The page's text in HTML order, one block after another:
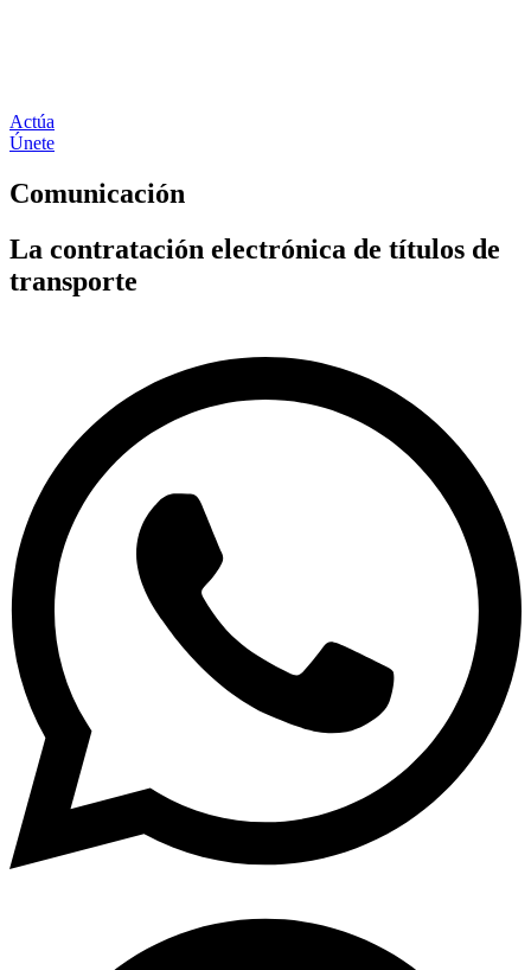
Actúa
Únete
Comunicación
La contratación electrónica de títulos de
transporte